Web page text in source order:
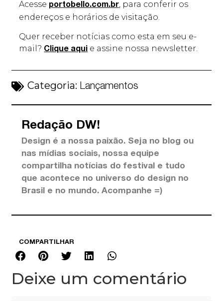
Acesse portobello.com.br, para conferir os
endereços e horários de visitação.
Quer receber notícias como esta em seu e-
mail? Clique aqui e assine nossa newsletter.
Categoria: Lançamentos
Redação DW!
Design é a nossa paixão. Seja no blog ou
nas mídias sociais, nossa equipe
compartilha notícias do festival e tudo
que acontece no universo do design no
Brasil e no mundo. Acompanhe =)
COMPARTILHAR
Deixe um comentário